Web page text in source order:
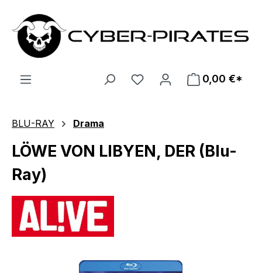
Zum Hauptinhalt springen
0,00 €*
BLU-RAY Drama
LÖWE VON LIBYEN, DER (Blu-
Ray)
Bildergalerie überspringen